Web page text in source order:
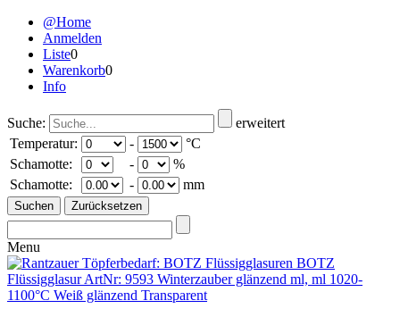
@Home
Anmelden
Liste0
Warenkorb0
Info
Suche:
erweitert
Temperatur:
-
°C
Schamotte:
-
%
Schamotte:
- mm
Menu